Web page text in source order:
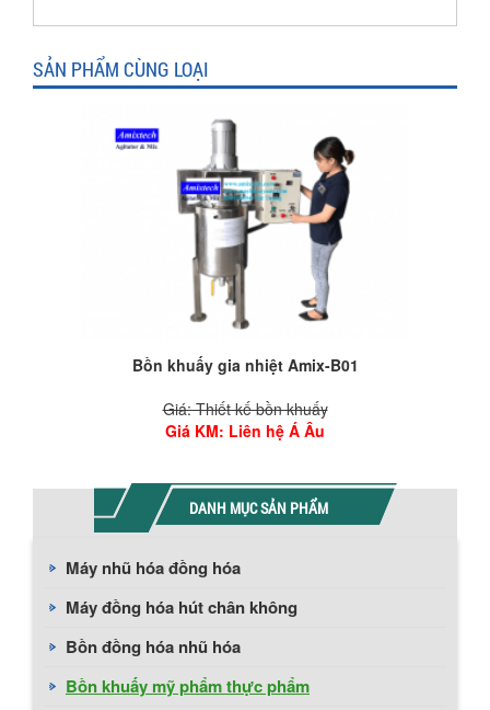
SẢN PHẨM CÙNG LOẠI
Bồn khuấy gia nhiệt Amix-B01
Giá: Thiết kế bồn khuấy
Giá KM: Liên hệ Á Âu
DANH MỤC SẢN PHẨM
Máy nhũ hóa đồng hóa
Máy đồng hóa hút chân không
Bồn đồng hóa nhũ hóa
Bồn khuấy mỹ phẩm thực phẩm